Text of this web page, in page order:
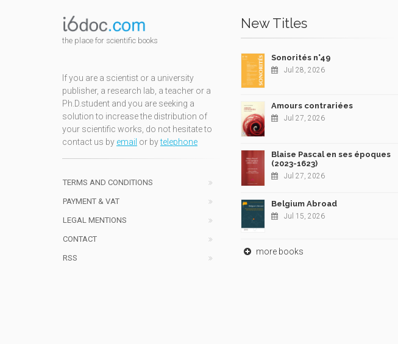
the place for scientific books
If you are a scientist or a university
publisher, a research lab, a teacher or a
Ph.D.student and you are seeking a
solution to increase the distribution of
your scientific works, do not hesitate to
contact us by email or bytelephone
TERMS AND CONDITIONS
PAYMENT & VAT
LEGAL MENTIONS
CONTACT
RSS
New Titles
Sonorités n°49
Jul 28, 2026
Amours contrariées
Jul 27, 2026
Blaise Pascal en ses époques
(2023-1623)
Jul 27, 2026
Belgium Abroad
Jul 15, 2026
more books